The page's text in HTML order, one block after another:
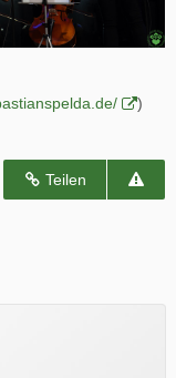
)
Teilen